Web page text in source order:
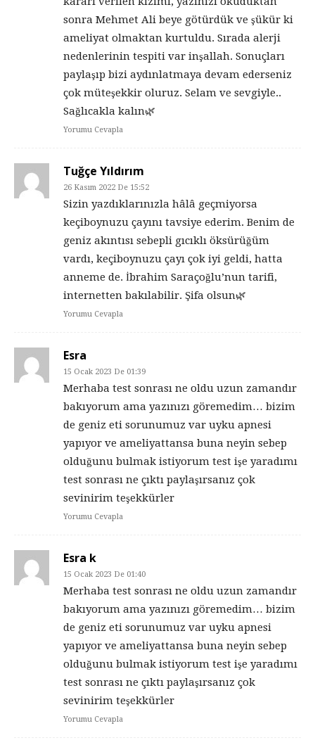
sonra Mehmet Ali beye götürdük ve şükür ki
ameliyat olmaktan kurtuldu. Sırada alerji
nedenlerinin tespiti var inşallah. Sonuçları
paylaşıp bizi aydınlatmaya devam ederseniz
çok müteşekkir oluruz. Selam ve sevgiyle..
Sağlıcakla kalın🌿
Yorumu Cevapla
Tuğçe Yıldırım
26 Kasım 2022 De 15:52
Sizin yazdıklarınızla hâlâ geçmiyorsa
keçiboynuzu çayını tavsiye ederim. Benim de
geniz akıntısı sebepli gıcıklı öksürüğüm
vardı, keçiboynuzu çayı çok iyi geldi, hatta
anneme de. İbrahim Saraçoğlu’nun tarifi,
internetten bakılabilir. Şifa olsun🌿
Yorumu Cevapla
Esra
15 Ocak 2023 De 01:39
Merhaba test sonrası ne oldu uzun zamandır
bakıyorum ama yazınızı göremedim… bizim
de geniz eti sorunumuz var uyku apnesi
yapıyor ve ameliyattansa buna neyin sebep
olduğunu bulmak istiyorum test işe yaradımı
test sonrası ne çıktı paylaşırsanız çok
sevinirim teşekkürler
Yorumu Cevapla
Esra k
15 Ocak 2023 De 01:40
Merhaba test sonrası ne oldu uzun zamandır
bakıyorum ama yazınızı göremedim… bizim
de geniz eti sorunumuz var uyku apnesi
yapıyor ve ameliyattansa buna neyin sebep
olduğunu bulmak istiyorum test işe yaradımı
test sonrası ne çıktı paylaşırsanız çok
sevinirim teşekkürler
Yorumu Cevapla